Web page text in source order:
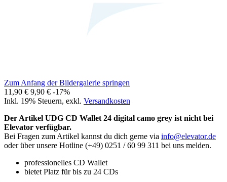
Zum Anfang der Bildergalerie springen
11,90 € 9,90 € -17%
Inkl. 19% Steuern, exkl. Versandkosten
Der Artikel UDG CD Wallet 24 digital camo grey ist nicht bei
Elevator verfügbar.
Bei Fragen zum Artikel kannst du dich gerne via info@elevator.de
oder über unsere Hotline (+49) 0251 / 60 99 311 bei uns melden.
professionelles CD Wallet
bietet Platz für bis zu 24 CDs